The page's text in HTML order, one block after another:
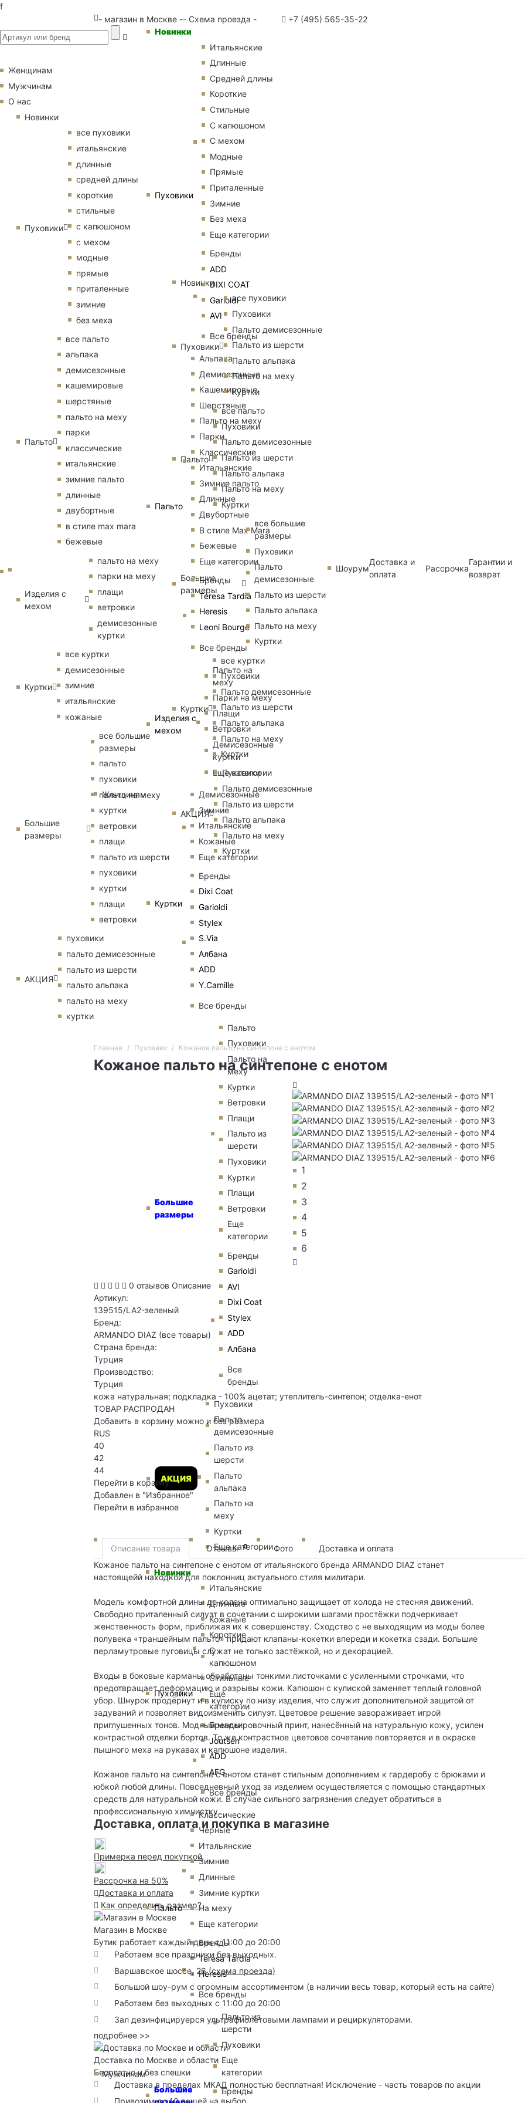
f
- магазин в Москве -- Схема проезда - +7 (495) 565-35-22
Женщинам
Новинки
Пуховики
Итальянские
Длинные
Средней длины
Короткие
Стильные
С капюшоном
С мехом
Модные
Прямые
Приталенные
Зимние
Без меха
Еще категории
Бренды
ADD
DIXI COAT
Garioldi
AVI
Все бренды
Пальто
Альпака
Демисезонные
Кашемировые
Шерстяные
Пальто на меху
Парки
Классические
Итальянские
Зимние пальто
Длинные
Двубортные
В стиле Max Mara
Бежевые
Еще категории
Бренды
Teresa Tardia
Heresis
Leoni Bourge
Все бренды
Изделия с
мехом
Пальто на
меху
Парки на меху
Плащи
Ветровки
Демисезонные
куртки
Еще категории
Куртки
Демисезонные
Зимние
Итальянские
Кожаные
Еще категории
Бренды
Dixi Coat
Garioldi
Stylex
S.Via
Албана
ADD
Y.Camille
Все бренды
Большие
размеры
Пальто
Пуховики
Пальто на
меху
Куртки
Ветровки
Плащи
Пальто из
шерсти
Пуховики
Куртки
Плащи
Ветровки
Еще
категории
Бренды
Garioldi
AVI
Dixi Coat
Stylex
ADD
Албана
Все
бренды
АКЦИЯ
Пуховики
Пальто
демисезонные
Пальто из
шерсти
Пальто
альпака
Пальто на
меху
Куртки
Еще категории
Мужчинам
Новинки
Пуховики
Итальянские
Длинные
Кожаные
Короткие
С
капюшоном
Стильные
Еще
категории
Бренды
Joutsen
ADD
AFG
Все бренды
Пальто
Классические
Черные
Итальянские
Зимние
Длинные
Зимние куртки
На меху
Еще категории
Бренды
Teresa Tardia
Heresis
Все бренды
Большие
Пальто из
шерсти
Пуховики
Еще
категории
Бренды
Женщинам
Мужчинам
О нас
Новинки
Пуховики
все пуховики
итальянские
длинные
средней длины
короткие
стильные
с капюшоном
с мехом
модные
прямые
приталенные
зимние
без меха
Пальто
все пальто
альпака
демисезонные
кашемировые
шерстяные
пальто на меху
парки
классические
итальянские
зимние пальто
длинные
двубортные
в стиле max mara
бежевые
Изделия с
мехом
пальто на меху
парки на меху
плащи
ветровки
демисезонные
куртки
Куртки
все куртки
демисезонные
зимние
итальянские
кожаные
Большие
размеры
все большие
размеры
пальто
пуховики
пальто на меху
куртки
ветровки
плащи
пальто из шерсти
пуховики
куртки
плащи
ветровки
АКЦИЯ
пуховики
пальто демисезонные
пальто из шерсти
пальто альпака
пальто на меху
куртки
Новинки
Пуховики
все пуховики
Пуховики
Пальто демисезонные
Пальто из шерсти
Пальто альпака
Пальто на меху
Куртки
Пальто
все пальто
Пуховики
Пальто демисезонные
Пальто из шерсти
Пальто альпака
Пальто на меху
Куртки
Большие
размеры
все большие
размеры
Пуховики
Пальто
демисезонные
Пальто из шерсти
Пальто альпака
Пальто на меху
Куртки
Куртки
все куртки
Пуховики
Пальто демисезонные
Пальто из шерсти
Пальто альпака
Пальто на меху
Куртки
АКЦИЯ
Пуховики
Пальто демисезонные
Пальто из шерсти
Пальто альпака
Пальто на меху
Куртки
Шоурум
Доставка и
оплата
Рассрочка
Гарантии и
возврат
Главная Пуховики Кожаное пальто на синтепоне с енотом
Кожаное пальто на синтепоне с енотом
1
2
3
4
5
6
0 отзывов Описание
Артикул:
139515/LA2-зеленый
Бренд:
ARMANDO DIAZ (все товары)
Страна бренда:
Турция
Производство:
Турция
кожа натуральная; подкладка - 100% ацетат; утеплитель-синтепон; отделка-енот
ТОВАР РАСПРОДАН
Добавить в корзину можно и без размера
RUS
40
42
44
Перейти в корзину
Добавлен в "Избранное"
Перейти в избранное
Описание товара Отзывы 0 Фото
Доставка и оплата
Кожаное пальто на синтепоне с енотом от итальянского бренда ARMANDO DIAZ станет
настоящейй находкой для поклонниц актуального стиля милитари.
Модель комфортной длины до колена оптимально защищает от холода не стесняя движений.
Свободно приталенный силуэт в сочетании с широкими шагами простёжки подчеркивает
женственность форм, приближая их к совершенству. Сходство с не выходящим из моды более
полувека «траншейным пальто» придают клапаны-кокетки впереди и кокетка сзади. Большие
перламутровые пуговицы служат не только застёжкой, но и декорацией.
Входы в боковые карманы обработаны тонкими листочками с усиленными строчками, что
предотвращает деформацию и разрывы кожи. Капюшон с кулиской заменяет теплый головной
убор. Шнурок продёрнут и в кулиску по низу изделия, что служит дополнительной защитой от
задуваний и позволяет видоизменить силуэт. Цветовое решение завораживает игрой
приглушенных тонов. Модный маскировочный принт, нанесённый на натуральную кожу, усилен
контрастной отделки бортов. То же контрастное цветовое сочетание повторяется и в окраске
пышного меха на рукавах и капюшоне изделия.
Кожаное пальто на синтепоне с енотом станет стильным дополнением к гардеробу с брюками и
юбкой любой длины. Повседневный уход за изделием осуществляется с помощью стандартных
средств для натуральной кожи. В случае сильного загрязнения следует обратиться в
профессиональную химчистку.
Доставка, оплата и покупка в магазине
Примерка перед покупкой
Рассрочка на 50%
Доставка и оплата
Как определить размер?
Магазин в Москве
Бутик работает каждый день с 11:00 до 20:00
Работаем все праздники без выходных.
Варшавское шоссе, 26(схема проезда)
Большой шоу-рум с огромным ассортиментом (в наличии весь товар, который есть на сайте)
Работаем без выходных с 11:00 до 20:00
Зал дезинфицируерся ультрафиолетовыми лампами и рециркуляторами.
подробнее >>
Доставка по Москве и области
Бесплатно и без спешки
Доставка в пределах МКАД полностью бесплатная! Исключение - часть товаров по акции
Привозим до 10 вещей на выбор